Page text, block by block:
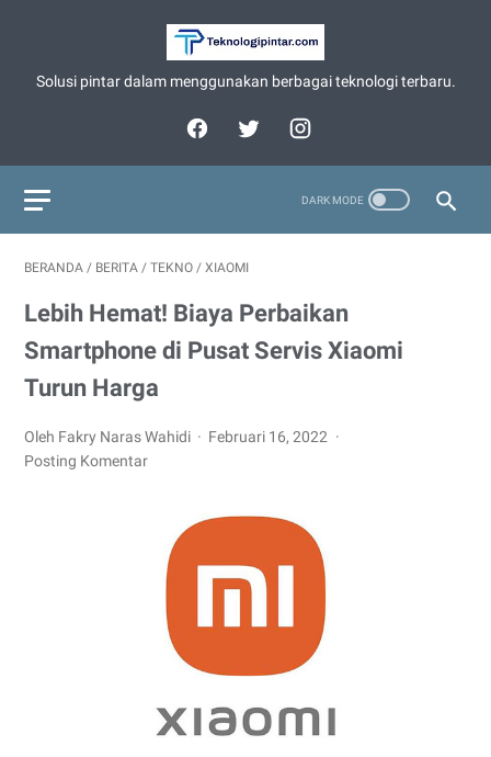
Solusi pintar dalam menggunakan berbagai teknologi terbaru.
BERANDA / BERITA / TEKNO / XIAOMI
Lebih Hemat! Biaya Perbaikan
Smartphone di Pusat Servis Xiaomi
Turun Harga
Oleh Fakry Naras Wahidi
Februari 16, 2022
Posting Komentar